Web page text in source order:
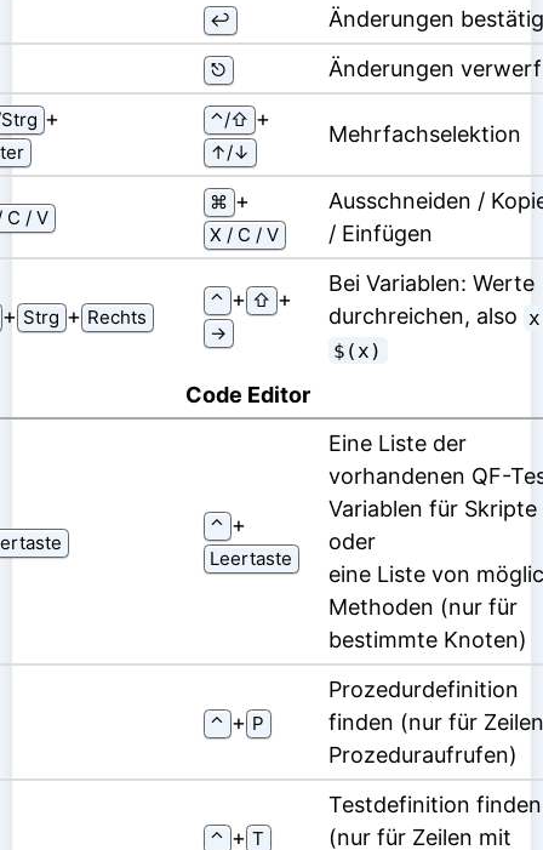
↩ Änderungen
⎋ Änderungen
⁠+⁠ ⌃/⇧ ⁠+⁠
↑/↓
Mehrfachselektion
C / V
⌘ ⁠+⁠
X / C / V
Ausschneiden /
/ Einfügen
⁠+⁠ Strg ⁠+⁠ Rechts
⌃ ⁠+⁠ ⇧ ⁠+⁠
→
Bei Variablen: Werte
durchreichen, also x
$(x)
Code Editor
⌃ ⁠+⁠
Leertaste
Eine Liste der
vorhandenen QF-
Variablen für Skripte
oder
eine Liste von
Methoden (nur für
bestimmte Knoten)
⌃ ⁠+⁠ P
Prozedurdefinition
finden (nur für
Prozeduraufrufen)
⌃ ⁠+⁠ T
Testdefinition finden
(nur für Zeilen mit